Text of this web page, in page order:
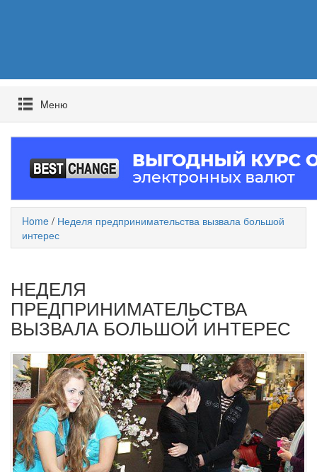
Mеню
Home / Неделя предпринимательства вызвала большой
интерес
НЕДЕЛЯ
ПРЕДПРИНИМАТЕЛЬСТВА
ВЫЗВАЛА БОЛЬШОЙ ИНТЕРЕС